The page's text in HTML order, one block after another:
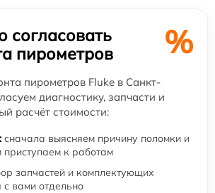
согласовать
пирометров
%
пирометров Fluke в Санкт-
диагностику, запчасти и
расчёт стоимости:
сначала выясняем причину поломки и
приступаем к работам
запчастей и комплектующих
с вами отдельно